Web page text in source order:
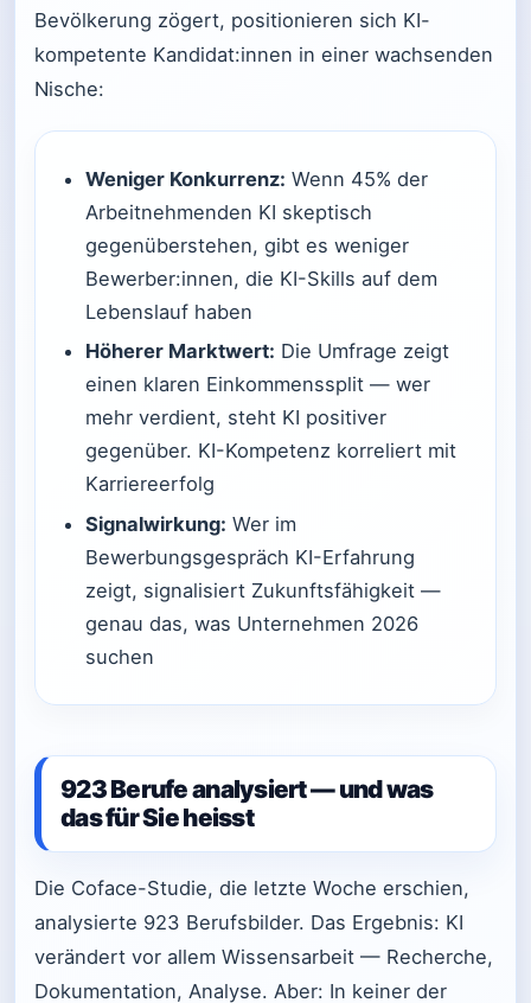
Bevölkerung zögert, positionieren sich KI-
kompetente Kandidat:innen in einer wachsenden
Nische:
Weniger Konkurrenz: Wenn 45% der
Arbeitnehmenden KI skeptisch
gegenüberstehen, gibt es weniger
Bewerber:innen, die KI-Skills auf dem
Lebenslauf haben
Höherer Marktwert: Die Umfrage zeigt
einen klaren Einkommenssplit — wer
mehr verdient, steht KI positiver
gegenüber. KI-Kompetenz korreliert mit
Karriereerfolg
Signalwirkung: Wer im
Bewerbungsgespräch KI-Erfahrung
zeigt, signalisiert Zukunftsfähigkeit —
genau das, was Unternehmen 2026
suchen
923 Berufe analysiert — und was
das für Sie heisst
Die Coface-Studie, die letzte Woche erschien,
analysierte 923 Berufsbilder. Das Ergebnis: KI
verändert vor allem Wissensarbeit — Recherche,
Dokumentation, Analyse. Aber: In keiner der